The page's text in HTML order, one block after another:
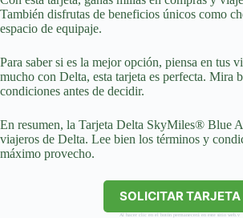
También disfrutas de beneficios únicos como
espacio de equipaje.
Para saber si es la mejor opción, piensa en tus
mucho con Delta, esta tarjeta es perfecta. Mira
condiciones antes de decidir.
En resumen, la Tarjeta Delta SkyMiles® Blue
viajeros de Delta. Lee bien los términos y
máximo provecho.
SOLICITAR TARJETA
Al hacer clic en el botón permanecerá en este sitio web.v